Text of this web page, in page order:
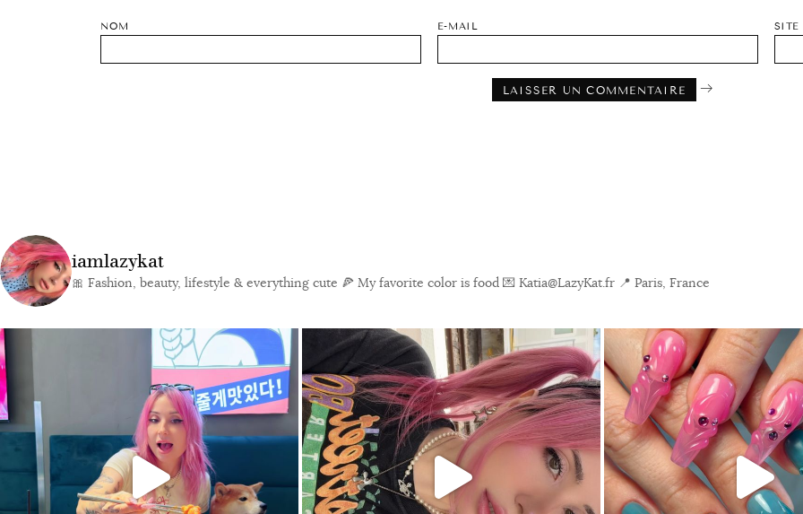
NOM E-MAIL SITE
iamlazykat
🎀 Fashion, beauty, lifestyle & everything cute 🍕 My favorite color is food 💌 Katia@LazyKat.fr 📍 Paris, France